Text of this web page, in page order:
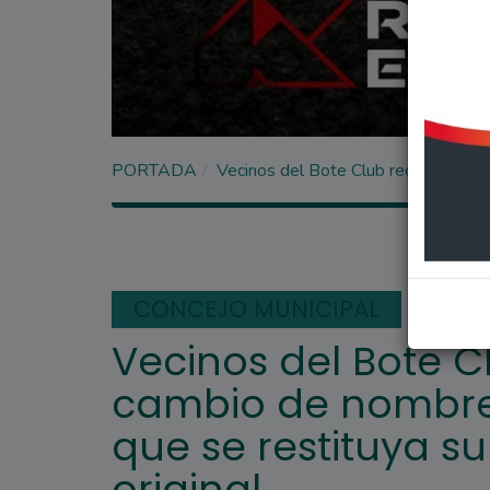
PORTADA Vecinos del Bote Club rechazan el
Vecinos del Bote
cambio de
que se restituya